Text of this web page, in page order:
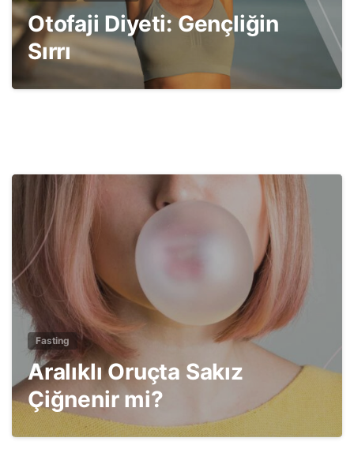
Otofaji Diyeti: Gençliğin
Sırrı
Fasting
Aralıklı Oruçta Sakız
Çiğnenir mi?